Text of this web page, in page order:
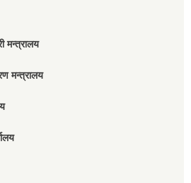
मन्त्रालय
मन्त्रालय